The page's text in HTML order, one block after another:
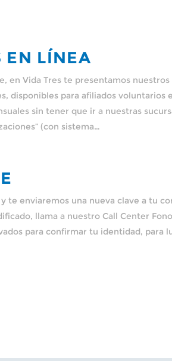
EN LÍNEA
en Vida Tres te presentamos nuestros
disponibles para afiliados voluntarios e
sin tener que ir a nuestras
(con sistema…
te enviaremos una nueva clave a tu
llama a nuestro Call Center
para confirmar tu identidad, para